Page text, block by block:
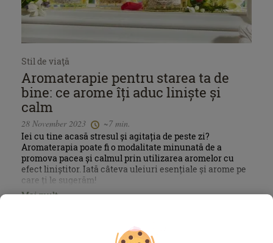
Stil de viaţă
Aromaterapie pentru starea ta de
bine: ce arome îți aduc liniște și
calm
28 November 2023
~7 min.
Iei cu tine acasă stresul și agitația de peste zi?
Aromaterapia poate fi o modalitate minunată de a
promova pacea și calmul prin utilizarea aromelor cu
efect liniștitor. Iată câteva uleiuri esențiale și arome pe
care ți le sugerăm!
Mai mult »